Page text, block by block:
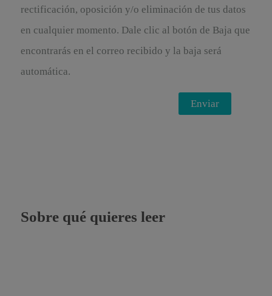
rectificación, oposición y/o eliminación de tus datos
en cualquier momento. Dale clic al botón de Baja que
encontrarás en el correo recibido y la baja será
automática.
Sobre qué quieres leer